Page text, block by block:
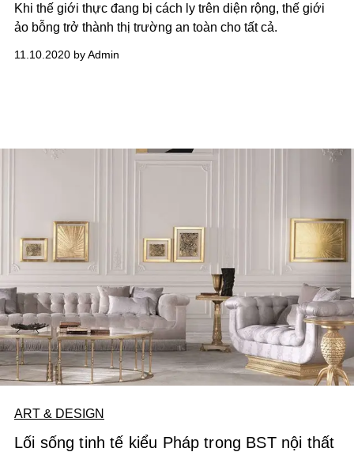
Khi thế giới thực đang bị cách ly trên diện rộng, thế giới
ảo bỗng trở thành thị trường an toàn cho tất cả.
11.10.2020 by Admin
ART & DESIGN
Lối sống tinh tế kiểu Pháp trong BST nội thất